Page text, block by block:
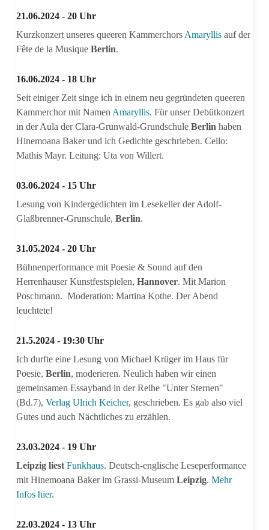
21.06.2024 - 20 Uhr
Kurzkonzert unseres queeren Kammerchors Amaryllis auf der
Fête de la MusiqueBerlin.
16.06.2024 - 18 Uhr
Seit einiger Zeit singe ich in einem neu gegründeten queeren
Kammerchor mit Namen Amaryllis. Für unser Debütkonzert
in der Aula der Clara-Grunwald-GrundschuleBerlin haben
Hinemoana Baker und ich Gedichte geschrieben. Cello:
Mathis Mayr. Leitung: Uta von Willert.
03.06.2024 - 15 Uhr
Lesung von Kindergedichten im Lesekeller der Adolf-
Glaßbrenner-Grunschule,Berlin.
31.05.2024 - 20 Uhr
Bühnenperformance mit Poesie & Sound auf den
Herrenhauser Kunstfestspielen,Hannover. Mit Marion
Poschmann. Moderation: Martina Kothe. Der Abend
leuchtete!
21.5.2024 - 19:30 Uhr
Ich durfte eine Lesung von Michael Krüger im Haus für
Poesie,Berlin, moderieren. Neulich haben wir einen
gemeinsamen Essayband in der Reihe "Unter Sternen"
(Bd.7),Verlag Ulrich Keicher, geschrieben. Es gab also viel
Gutes und auch Nächtliches zu erzählen.
23.03.2024 - 19 Uhr
Leipzig liestFunkhaus. Deutsch-englische Leseperformance
mit Hinemoana Baker im Grassi-MuseumLeipzig.Mehr
Infos hier.
22.03.2024 - 13 Uhr